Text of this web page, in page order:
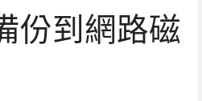
份到網路磁